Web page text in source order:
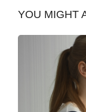
YOU MIGHT